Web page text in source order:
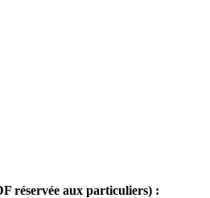
réservée aux particuliers) :